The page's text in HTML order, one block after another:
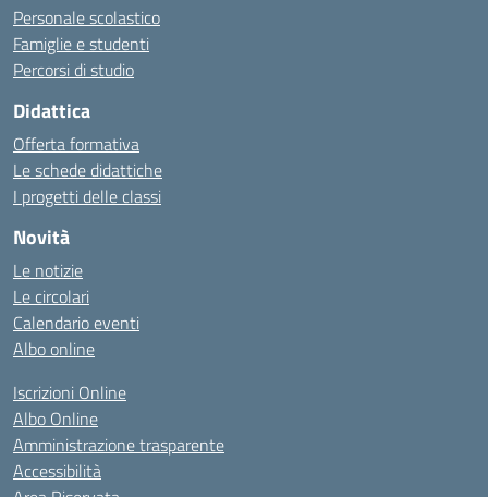
Personale scolastico
Famiglie e studenti
Percorsi di studio
Didattica
Offerta formativa
Le schede didattiche
I progetti delle classi
Novità
Le notizie
Le circolari
Calendario eventi
Albo online
Iscrizioni Online
Albo Online
Amministrazione trasparente
Accessibilità